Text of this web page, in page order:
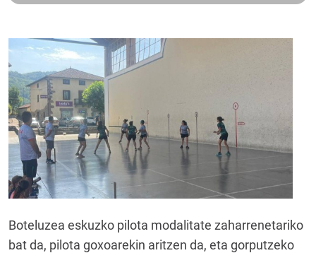
Boteluzea eskuzko pilota modalitate zaharrenetariko
bat da, pilota goxoarekin aritzen da, eta gorputzeko